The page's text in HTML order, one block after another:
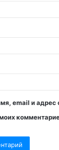
email и адрес